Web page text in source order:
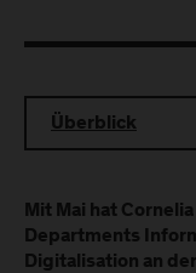
Überblick
Mit Mai hat
Departments
Digitalisation an